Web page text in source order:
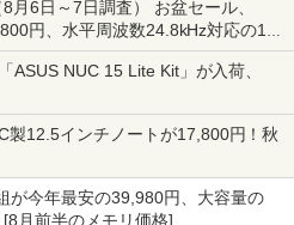
月6日～7日調査） お盆セール、
円、水平周波数24.8kHz対応の17
指数連動セール ほか
ASUS NUC 15 Lite Kit」が入荷、
製12.5インチノートが17,800円！秋
が今年最安の39,980円、大容量の
[8月前半のメモリ価格]